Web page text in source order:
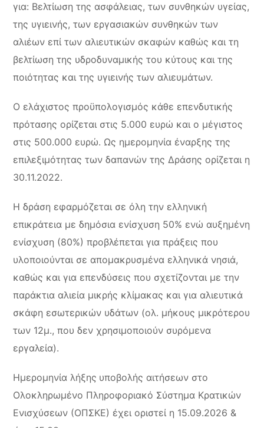
για: Βελτίωση της ασφάλειας, των συνθηκών υγείας,
της υγιεινής, των εργασιακών συνθηκών των
αλιέων επί των αλιευτικών σκαφών καθώς και τη
βελτίωση της υδροδυναμικής του κύτους και της
ποιότητας και της υγιεινής των αλιευμάτων.
Ο ελάχιστος προϋπολογισμός κάθε επενδυτικής
πρότασης ορίζεται στις 5.000 ευρώ και ο μέγιστος
στις 500.000 ευρώ. Ως ημερομηνία έναρξης της
επιλεξιμότητας των δαπανών της Δράσης ορίζεται η
30.11.2022.
Η δράση εφαρμόζεται σε όλη την ελληνική
επικράτεια με δημόσια ενίσχυση 50% ενώ αυξημένη
ενίσχυση (80%) προβλέπεται για πράξεις που
υλοποιούνται σε απομακρυσμένα ελληνικά νησιά,
καθώς και για επενδύσεις που σχετίζονται με την
παράκτια αλιεία μικρής κλίμακας και για αλιευτικά
σκάφη εσωτερικών υδάτων (ολ. μήκους μικρότερου
των 12μ., που δεν χρησιμοποιούν συρόμενα
εργαλεία).
Ημερομηνία λήξης υποβολής αιτήσεων στο
Ολοκληρωμένο Πληροφοριακό Σύστημα Κρατικών
Ενισχύσεων (ΟΠΣΚΕ) έχει οριστεί η 15.09.2026 &